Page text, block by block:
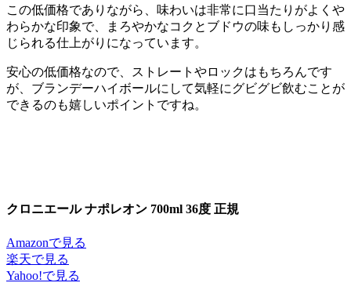
この低価格でありながら、味わいは非常に口当たりがよくや
わらかな印象で、まろやかなコクとブドウの味もしっかり感
じられる仕上がりになっています。
安心の低価格なので、ストレートやロックはもちろんです
が、ブランデーハイボールにして気軽にグビグビ飲むことが
できるのも嬉しいポイントですね。
クロニエール ナポレオン 700ml 36度 正規
Amazonで見る
楽天で見る
Yahoo!で見る